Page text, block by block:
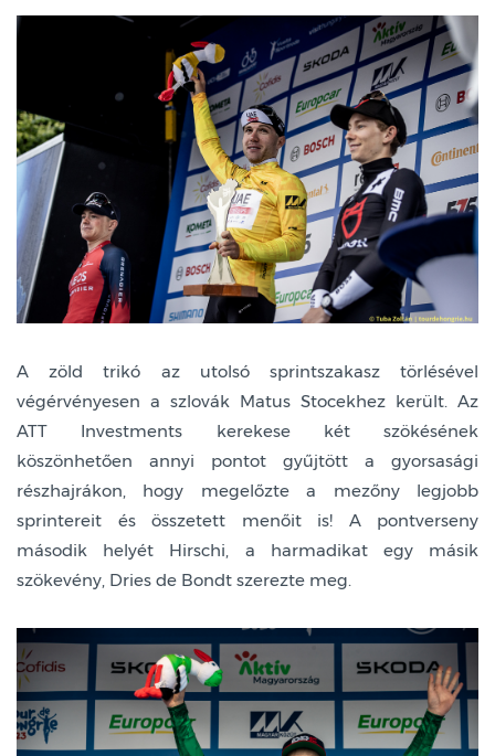
A zöld trikó az utolsó sprintszakasz törlésével
végérvényesen a szlovák Matus Stocekhez került. Az
ATT Investments kerekese két szökésének
köszönhetően annyi pontot gyűjtött a gyorsasági
részhajrákon, hogy megelőzte a mezőny legjobb
sprintereit és összetett menőit is! A pontverseny
második helyét Hirschi, a harmadikat egy másik
szökevény, Dries de Bondt szerezte meg.